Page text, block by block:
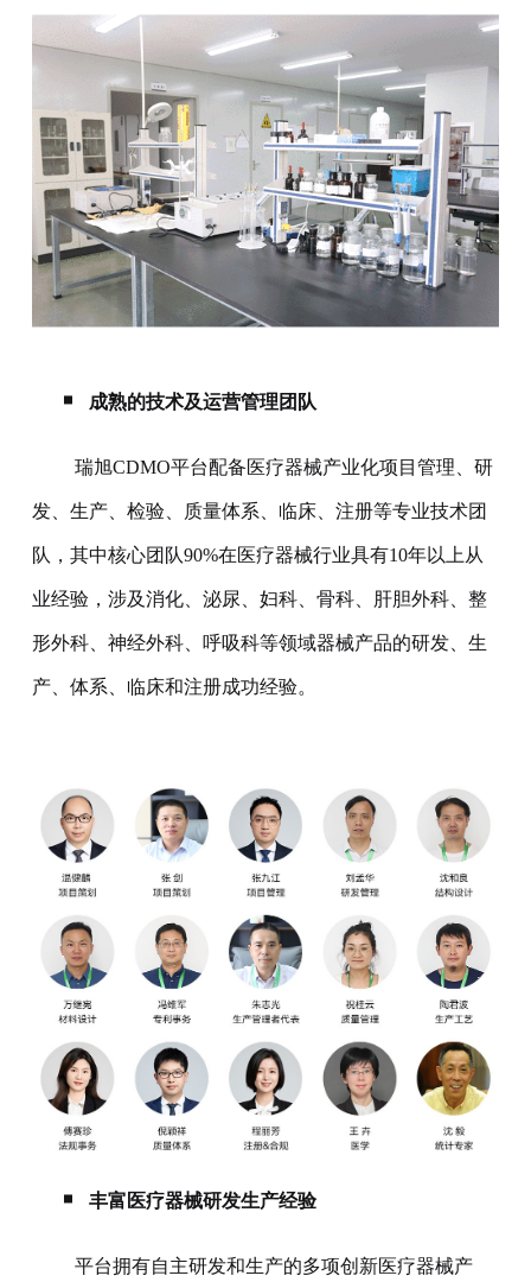
成熟的技术及运营管理团队
瑞旭CDMO平台配备医疗器械产业化项目管理、研
发、生产、检验、质量体系、临床、注册等专业技术团
队，其中核心团队90%在医疗器械行业具有10年以上从
业经验，涉及消化、泌尿、妇科、骨科、肝胆外科、整
形外科、神经外科、呼吸科等领域器械产品的研发、生
产、体系、临床和注册成功经验。
丰富医疗器械研发生产经验
平台拥有自主研发和生产的多项创新医疗器械产